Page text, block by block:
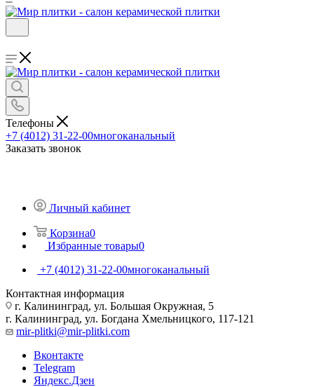
Телефоны
+7 (4012) 31-22-00многоканальный
Заказать звонок
Личный кабинет
Корзина0
Избранные товары0
+7 (4012) 31-22-00многоканальный
Контактная информация
г. Калининград, ул. Большая Окружная, 5
г. Калининград, ул. Богдана Хмельницкого, 117-121
mir-plitki@mir-plitki.com
Вконтакте
Telegram
Яндекс.Дзен